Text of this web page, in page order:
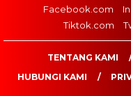
Facebook.com
Tiktok.com
TENTANG KAMI
HUBUNGI KAMI